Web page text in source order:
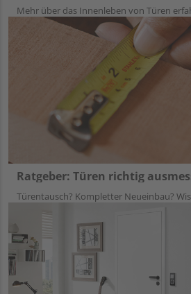
Mehr über das Innenleben von Türen
Ratgeber: Türen richtig
Türentausch? Kompletter Neueinbau?